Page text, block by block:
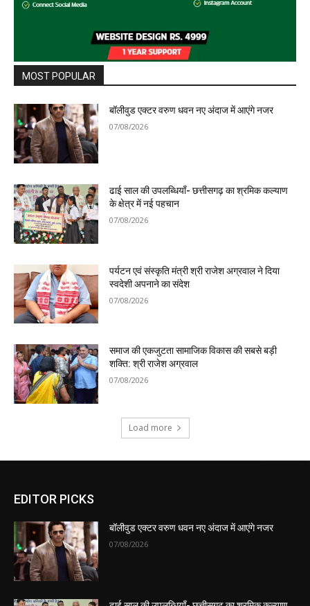
MOST POPULAR
बॉलीवुड एक्टर वरुण धवन नए अंदाज में आएंगे नजर
07/08/2026
ढाई साल की उपलब्धियाँ- छत्तीसगढ़ का श्रमिक कल्याण
के क्षेत्र में नई पहचान
07/08/2026
पर्यटन एवं संस्कृति मंत्री श्री राजेश अग्रवाल ने दिया
स्वदेशी अपनाने का संदेश
07/08/2026
समाज की एकजुटता सामाजिक विकास की सबसे बड़ी
शक्ति: श्री राजेश अग्रवाल
07/08/2026
Load more
EDITOR PICKS
बॉलीवुड एक्टर वरुण धवन नए अंदाज में आएंगे नजर
07/08/2026